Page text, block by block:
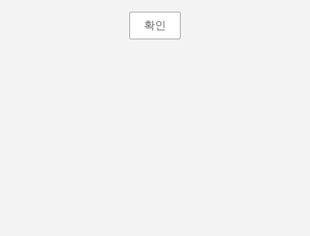
확인